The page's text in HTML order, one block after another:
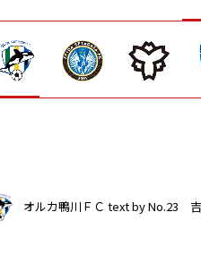
オルカ鴨川ＦＣ text by No.23